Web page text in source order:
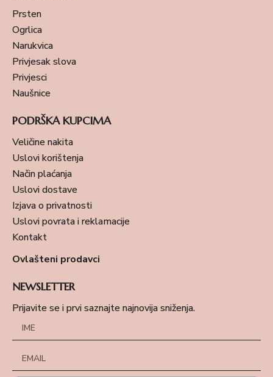
Prsten
Ogrlica
Narukvica
Privjesak slova
Privjesci
Naušnice
PODRŠKA KUPCIMA
Veličine nakita
Uslovi korištenja
Način plaćanja
Uslovi dostave
Izjava o privatnosti
Uslovi povrata i reklamacije
Kontakt
Ovlašteni prodavci
NEWSLETTER
Prijavite se i prvi saznajte najnovija sniženja.